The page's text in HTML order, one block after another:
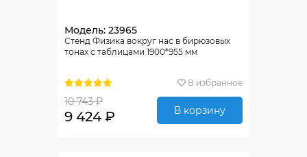
Модель: 23965
Стенд Физика вокруг нас в бирюзовых
тонах с таблицами 1900*955 мм
В избранное
10 743 ₽
9 424 ₽ В корзину